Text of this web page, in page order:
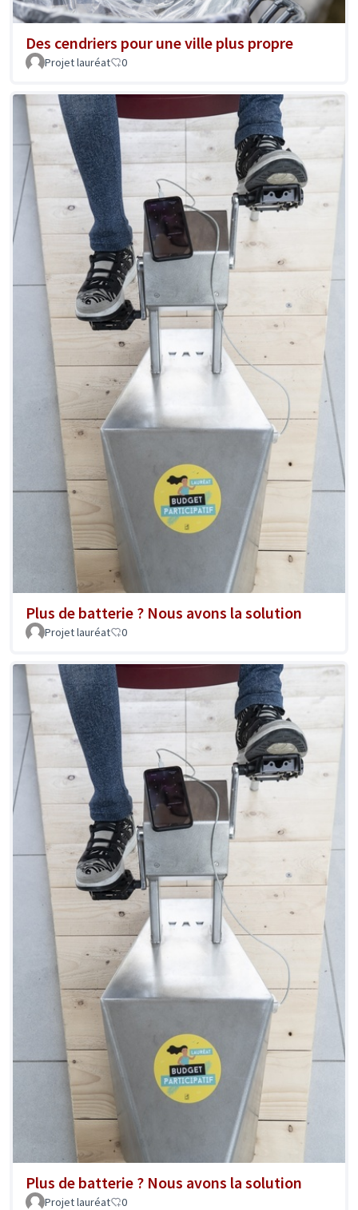
Des cendriers pour une ville plus propre
Projet lauréat 0
Plus de batterie ? Nous avons la solution
Projet lauréat 0
Plus de batterie ? Nous avons la solution
Projet lauréat 0